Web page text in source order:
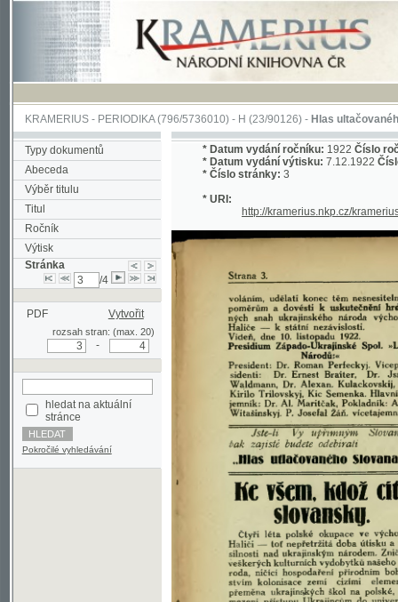
KRAMERIUS-PERIODIKA(796/5736010) -H(23/90126) -Hlas ultačovaného
Typy dokumentů
Abeceda
Výběr titulu
Titul
Ročník
Výtisk
Stránka
PDF Vytvořit
rozsah stran: (max. 20)
stránce
Pokročilé vyhledávání
Datum vydání výtisku:7.12.1922Číslo
Číslo stránky:3
http://kramerius.nkp.cz/kramerius/